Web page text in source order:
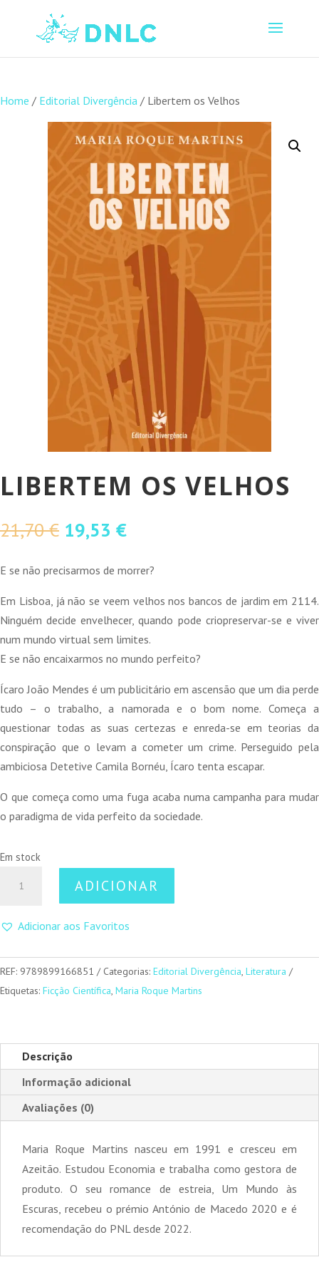
Home / Editorial Divergência / Libertem os Velhos
LIBERTEM OS VELHOS
21,70€ O
original
21,70 €.
19,53 €O
atual
19,53 €.
E se não precisarmos de morrer?
Em Lisboa, já não se veem velhos nos bancos de jardim em 2114.
Ninguém decide envelhecer, quando pode criopreservar-se e viver
num mundo virtual sem limites.
E se não encaixarmos no mundo perfeito?
Ícaro João Mendes é um publicitário em ascensão que um dia perde
tudo – o trabalho, a namorada e o bom nome. Começa a
questionar todas as suas certezas e enreda-se em teorias da
conspiração que o levam a cometer um crime. Perseguido pela
ambiciosa Detetive Camila Bornéu, Ícaro tenta escapar.
O que começa como uma fuga acaba numa campanha para mudar
o paradigma de vida perfeito da sociedade.
Em stock
os
ADICIONAR
Adicionar aos Favoritos
REF: 9789899166851 Categorias: Editorial Divergência Literatura
Etiquetas: Ficção Científica Maria Roque Martins
Descrição
Informação adicional
Avaliações (0)
Maria Roque Martins nasceu em 1991 e cresceu em
Azeitão. Estudou Economia e trabalha como gestora de
produto. O seu romance de estreia, Um Mundo às
Escuras, recebeu o prémio António de Macedo 2020 e é
recomendação do PNL desde 2022.